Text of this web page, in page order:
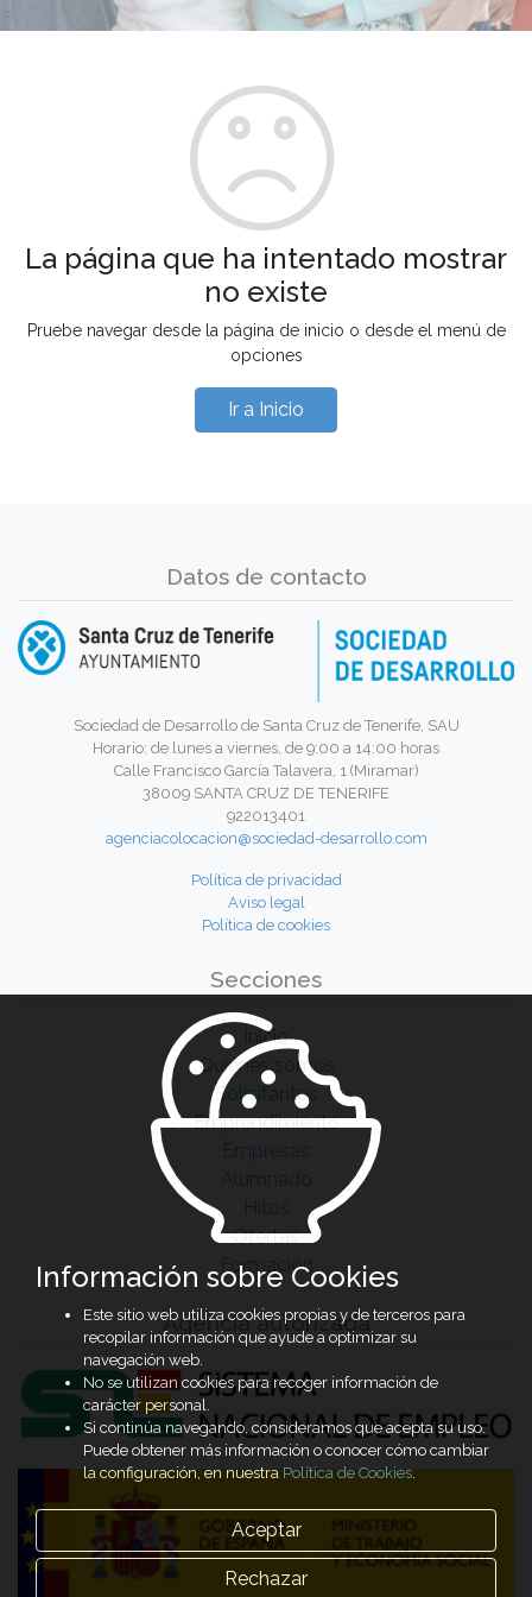
La página que ha intentado mostrar
no existe
Pruebe navegar desde la página de inicio o desde el menú de
opciones
Ir a Inicio
Datos de contacto
Sociedad de Desarrollo de Santa Cruz de Tenerife, SAU
Horario: de lunes a viernes, de 9:00 a 14:00 horas
Calle Francisco García Talavera, 1 (Miramar)
38009 SANTA CRUZ DE TENERIFE
922013401
agenciacolocacion@sociedad-desarrollo.com
Política de privacidad
Aviso legal
Política de cookies
Secciones
Inicio
Quiénes somos
Solicitantes
Emprendimiento
Empresas
Alumnado
Hitos
Ofertas
Formación
Agencia autorizada
Información sobre Cookies
Este sitio web utiliza cookies propias y de terceros para
recopilar información que ayude a optimizar su
navegación web.
No se utilizan cookies para recoger información de
carácter personal.
Si continúa navegando, consideramos que acepta su uso.
Puede obtener más información o conocer cómo cambiar
la configuración, en nuestraPolítica de Cookies.
Aceptar
Rechazar